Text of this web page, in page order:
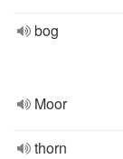
bog
Moor
thorn